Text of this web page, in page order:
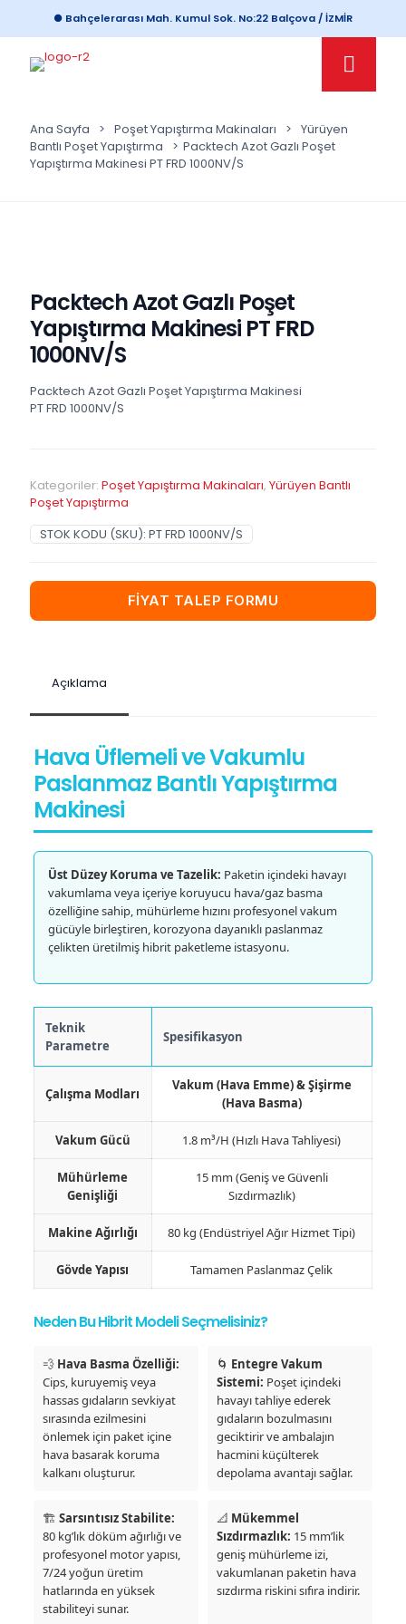
● Bahçelerarası Mah. Kumul Sok. No:22 Balçova / İZMİR
Ana Sayfa > Poşet Yapıştırma Makinaları > Yürüyen
Bantlı Poşet Yapıştırma
> Packtech Azot Gazlı Poşet
Yapıştırma Makinesi PT FRD 1000NV/S
Packtech Azot Gazlı Poşet
Yapıştırma Makinesi PT FRD
1000NV/S
Packtech Azot Gazlı Poşet Yapıştırma Makinesi
PT FRD 1000NV/S
Kategoriler: Poşet Yapıştırma Makinaları, Yürüyen Bantlı
Poşet Yapıştırma
STOK KODU (SKU): PT FRD 1000NV/S
FİYAT TALEP FORMU
Açıklama
Hava Üflemeli ve Vakumlu
Paslanmaz Bantlı Yapıştırma
Makinesi
Üst Düzey Koruma ve Tazelik: Paketin içindeki havayı
vakumlama veya içeriye koruyucu hava/gaz basma
özelliğine sahip, mühürleme hızını profesyonel vakum
gücüyle birleştiren, korozyona dayanıklı paslanmaz
çelikten üretilmiş hibrit paketleme istasyonu.
Teknik
Parametre
Spesifikasyon
Çalışma Modları
Vakum (Hava Emme) & Şişirme
(Hava Basma)
Vakum Gücü 1.8 m³/H (Hızlı Hava Tahliyesi)
Mühürleme
Genişliği
15 mm (Geniş ve Güvenli
Sızdırmazlık)
Makine Ağırlığı 80 kg (Endüstriyel Ağır Hizmet Tipi)
Gövde Yapısı Tamamen Paslanmaz Çelik
Neden Bu Hibrit Modeli Seçmelisiniz?
💨 Hava Basma Özelliği:
Cips, kuruyemiş veya
hassas gıdaların sevkiyat
sırasında ezilmesini
önlemek için paket içine
hava basarak koruma
kalkanı oluşturur.
🌀 Entegre Vakum
Sistemi: Poşet içindeki
havayı tahliye ederek
gıdaların bozulmasını
geciktirir ve ambalajın
hacmini küçülterek
depolama avantajı sağlar.
🏗️ Sarsıntısız Stabilite:
80 kg’lık döküm ağırlığı ve
profesyonel motor yapısı,
7/24 yoğun üretim
hatlarında en yüksek
stabiliteyi sunar.
📐 Mükemmel
Sızdırmazlık: 15 mm’lik
geniş mühürleme izi,
vakumlanan paketin hava
sızdırma riskini sıfıra indirir.